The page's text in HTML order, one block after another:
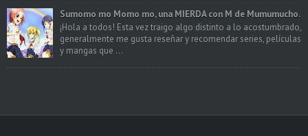
Sumomo mo Momo mo, una MIERDA con M de Mumumucho.
¡Hola a todos! Esta vez traigo algo distinto a lo acostumbrado,
generalmente me gusta reseñar y recomendar series, películas
y mangas que ...